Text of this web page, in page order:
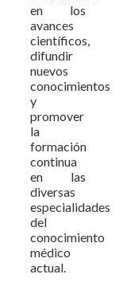
en los
avances
científicos,
difundir
nuevos
conocimientos
y
promover
la
formación
continua
en las
diversas
especialidades
del
conocimiento
médico
actual.